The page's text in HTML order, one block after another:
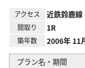
アクセス 近鉄鈴鹿
間取り 1R
築年数 2006年 11
プラン名・期間